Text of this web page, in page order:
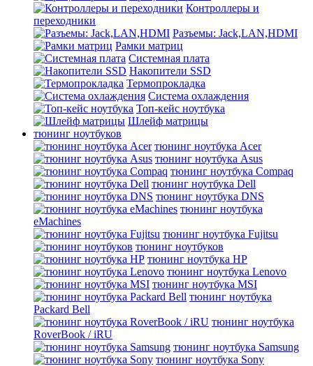
Контроллеры и
переходники
Разъемы: Jack,LAN,HDMI
Рамки матриц
Системная плата
Накопители SSD
Термопрокладка
Система охлаждения
Топ-кейс ноутбука
Шлейф матрицы
тюнинг ноутбуков
тюнинг ноутбука Acer
тюнинг ноутбука Asus
тюнинг ноутбука Compaq
тюнинг ноутбука Dell
тюнинг ноутбука DNS
тюнинг ноутбука
eMachines
тюнинг ноутбука Fujitsu
тюнинг ноутбуков
тюнинг ноутбука HP
тюнинг ноутбука Lenovo
тюнинг ноутбука MSI
тюнинг ноутбука
Packard Bell
тюнинг ноутбука
RoverBook / iRU
тюнинг ноутбука Samsung
тюнинг ноутбука Sony